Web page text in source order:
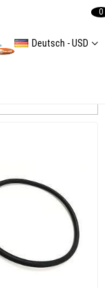
Deutsch - USD
0